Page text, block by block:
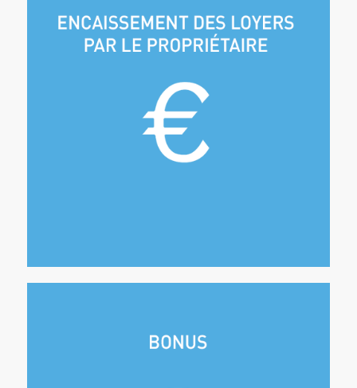
Vous percevez les revenus locatifs.
Nous vous transmettons notre facture à chaque
fin de séjour, payable à réception.